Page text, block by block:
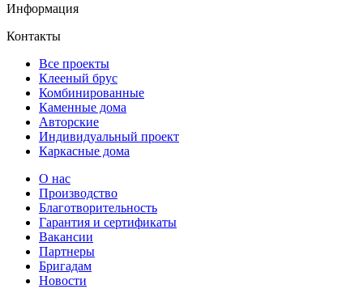
Информация
Контакты
Все проекты
Клееный брус
Комбинированные
Каменные дома
Авторские
Индивидуальный проект
Каркасные дома
О нас
Производство
Благотворительность
Гарантия и сертификаты
Вакансии
Партнеры
Бригадам
Новости